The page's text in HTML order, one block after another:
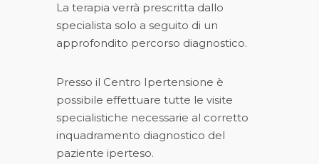
La terapia verrà prescritta dallo
specialista solo a seguito di un
approfondito percorso diagnostico.
Presso il Centro Ipertensione è
possibile effettuare tutte le visite
specialistiche necessarie al corretto
inquadramento diagnostico del
paziente iperteso.